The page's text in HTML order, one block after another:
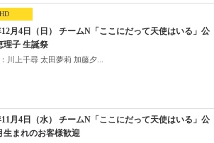
HD
12月4日（日） チームN「ここにだって天使はいる」公
理子 生誕祭
川上千尋 太田夢莉 加藤夕...
11月4日（水） チームN「ここにだって天使はいる」公
生まれのお客様歓迎